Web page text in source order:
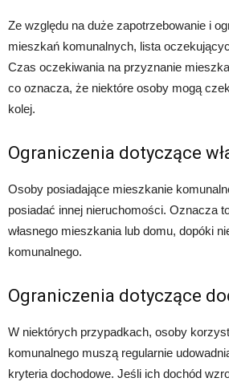
Ze względu na duże zapotrzebowanie i
mieszkań komunalnych, lista
Czas oczekiwania na przyznanie
co oznacza, że niektóre osoby mogą
kolej.
Ograniczenia dotyczące
Osoby posiadające mieszkanie
posiadać innej nieruchomości. Oznacza
własnego mieszkania lub domu, dopóki
komunalnego.
Ograniczenia dotyczące
W niektórych przypadkach, osoby
komunalnego muszą regularnie
kryteria dochodowe. Jeśli ich dochód